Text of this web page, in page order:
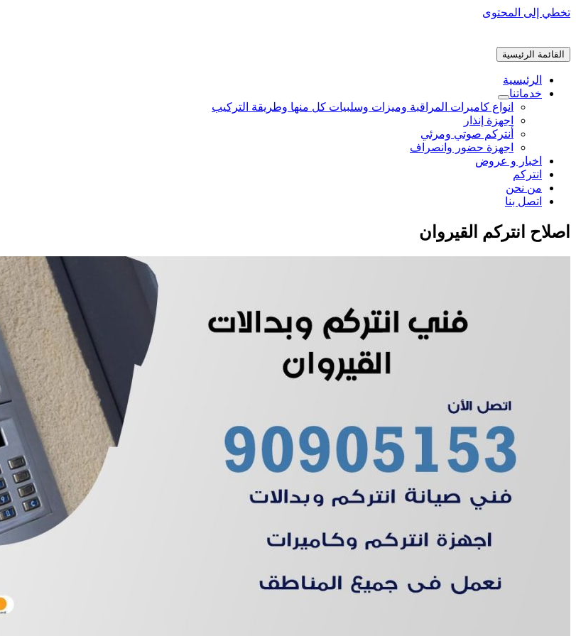
تخطي إلى المحتوى
القائمة الرئيسية
الرئيسية
خدماتنا
انواع كاميرات المراقبة وميزات وسلبيات كل منها وطريقة التركيب
اجهزة إنذار
أنتركم صوتي ومرئي
اجهزة حضور وانصراف
اخبار و عروض
انتركم
من نحن
اتصل بنا
اصلاح انتركم القيروان